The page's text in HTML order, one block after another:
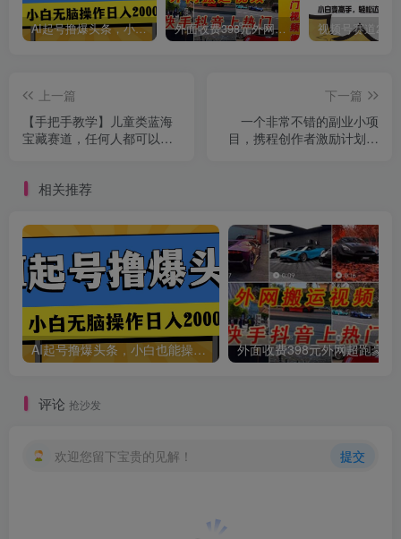
AI起号撸爆头条，小白也能操作，日入2000+ 外面收费398元外网超跑豪车汽车视频搬运至快手抖音上热门项目
上一篇
【手把手教学】儿童类蓝海
宝藏赛道，任何人都可以
下一篇
一个非常不错的副业小项
目，携程创作者激励计划，
相关推荐
AI起号撸爆头条，小白也能操作，日入2000+
评论 抢沙发
欢迎您留下宝贵的见解！ 提交